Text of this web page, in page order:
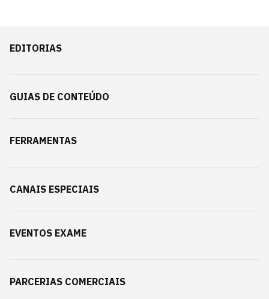
EDITORIAS
GUIAS DE CONTEÚDO
FERRAMENTAS
CANAIS ESPECIAIS
EVENTOS EXAME
PARCERIAS COMERCIAIS